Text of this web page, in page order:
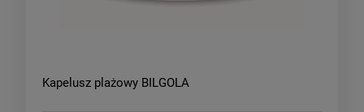
Kapelusz plażowy BILGOLA